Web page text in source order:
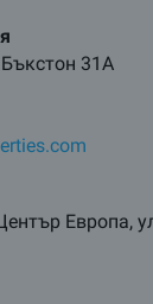
31А
Европа,